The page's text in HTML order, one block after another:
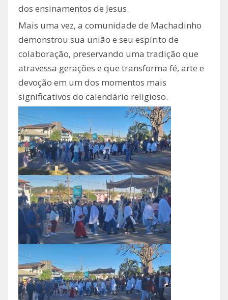
dos ensinamentos de Jesus.
Mais uma vez, a comunidade de Machadinho
demonstrou sua união e seu espírito de
colaboração, preservando uma tradição que
atravessa gerações e que transforma fé, arte e
devoção em um dos momentos mais
significativos do calendário religioso.